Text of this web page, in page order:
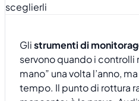
Glistrumenti di
servono quando i controlli
mano” una volta l’anno,
tempo. Il punto di rottura